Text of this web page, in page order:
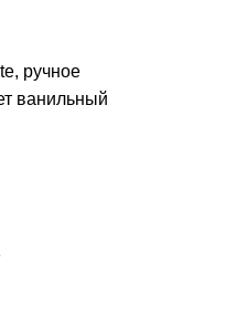
ручное
ванильный